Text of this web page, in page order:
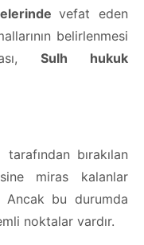
vefat eden
belirlenmesi
Sulh hukuk
bırakılan
miras kalanlar
Ancak bu durumda
noktalar vardır.